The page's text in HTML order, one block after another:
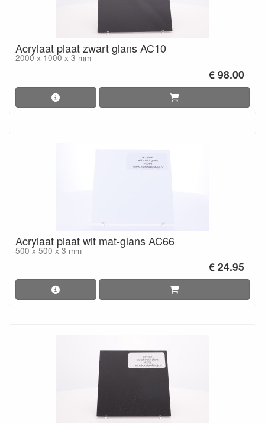
Acrylaat plaat zwart glans AC10
2000 x 1000 x 3 mm
€ 98.00
Acrylaat plaat wit mat-glans AC66
500 x 500 x 3 mm
€ 24.95